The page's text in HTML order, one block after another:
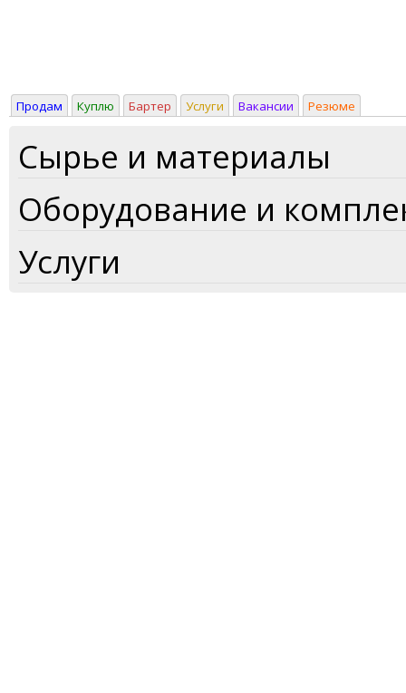
Продам Куплю Бартер Услуги Вакансии Резюме
Сырье и материалы
Оборудование и
Услуги